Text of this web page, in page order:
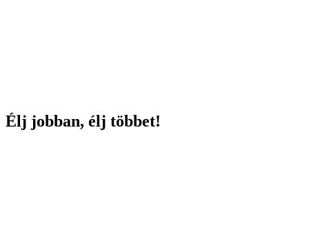
Élj jobban, élj többet!